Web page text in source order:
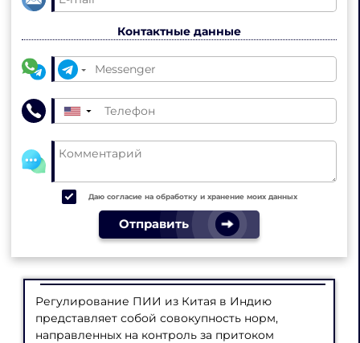
Контактные данные
▼
Даю согласие на обработку и хранение моих данных
Отправить
Регулирование ПИИ из Китая в Индию
представляет собой совокупность норм,
направленных на контроль за притоком